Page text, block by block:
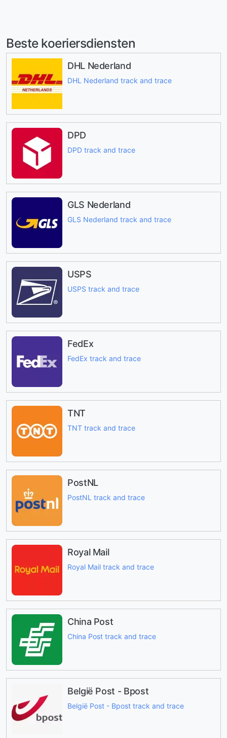
Beste koeriersdiensten
DHL Nederland
DHL Nederland track and trace
DPD
DPD track and trace
GLS Nederland
GLS Nederland track and trace
USPS
USPS track and trace
FedEx
FedEx track and trace
TNT
TNT track and trace
PostNL
PostNL track and trace
Royal Mail
Royal Mail track and trace
China Post
China Post track and trace
België Post - Bpost
België Post - Bpost track and trace